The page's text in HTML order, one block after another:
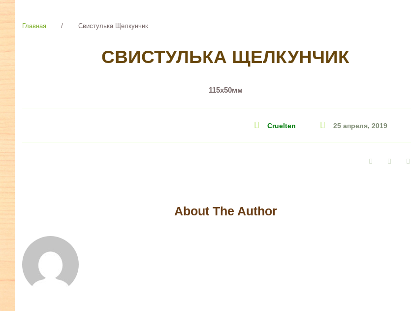
Главная / Свистулька Щелкунчик
СВИСТУЛЬКА ЩЕЛКУНЧИК
115х50мм
Cruelten 25 апреля, 2019
FacebookTwitter
About The Author